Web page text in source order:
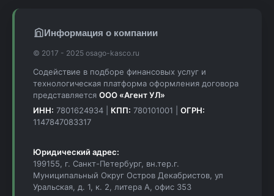
Информация о компании
© 2017 - 2025 osago-kasco.ru
Содействие в подборе финансовых услуг и
технологическая платформа оформления договора
представляется ООО «Агент УЛ»
ИНН: 7801624934 | КПП: 780101001 | ОГРН:
1147847083317
Юридический адрес:
199155, г. Санкт-Петербург, вн.тер.г.
Муниципальный Округ Остров Декабристов, ул
Уральская, д. 1, к. 2, литера А, офис 353